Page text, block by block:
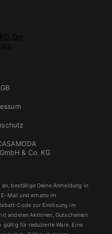
& Co. KG
bestätige Deine Anmeldung in
Mail und erhalte im
Code zur Einlösung im
anderen Aktionen, Gutscheinen
gültig für reduzierte Ware. Eine